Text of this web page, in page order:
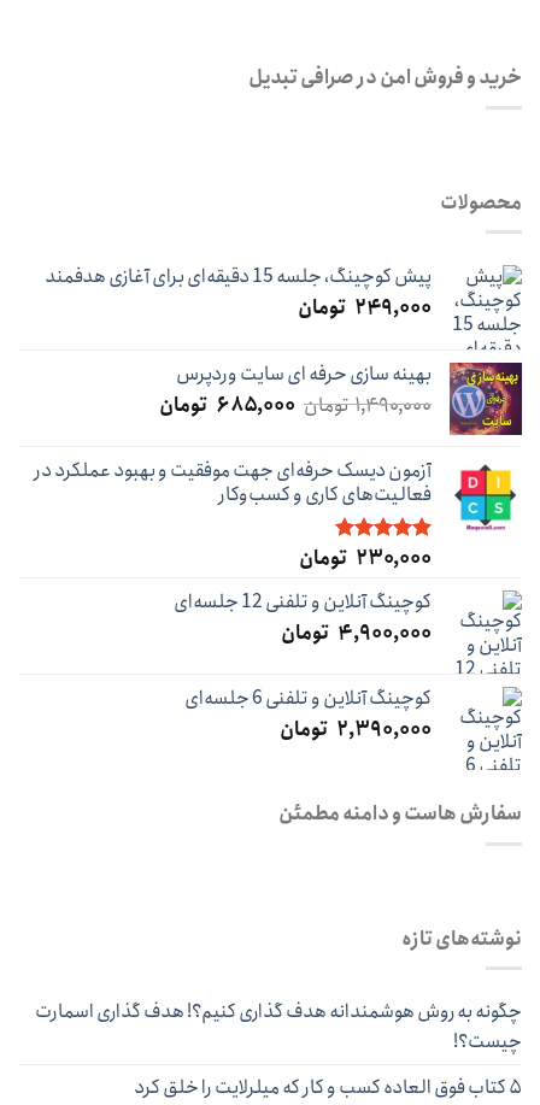
خرید و فروش امن در صرافی تبدیل
محصولات
پیش کوچینگ، جلسه 15 دقیقه‌ای برای آغازی هدفمند
۲۴۹,۰۰۰ تومان
بهینه سازی حرفه ای سایت وردپرس
۱,۴۹۰,۰۰۰تومان قیمت
۱,۴۹۰,۰۰۰ تومان
بود.
۶۸۵,۰۰۰ تومانقیمت
آزمون دیسک حرفه‌ای جهت موفقیت و بهبود عملکرد در
فعالیت‌های کاری و کسب‌و‌کار
نمره5.00
۲۳۰,۰۰۰ تومان
کوچینگ آنلاین و تلفنی 12 جلسه‌ای
۴,۹۰۰,۰۰۰ تومان
کوچینگ آنلاین و تلفنی 6 جلسه‌ای
۲,۳۹۰,۰۰۰ تومان
سفارش هاست و دامنه مطمئن
نوشته‌های تازه
چگونه به روش هوشمندانه هدف گذاری کنیم؟! هدف گذاری اسمارت
چیست؟!
۵ کتاب فوق العاده کسب و کار که میلرلایت را خلق کرد